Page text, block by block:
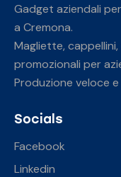
Gadget aziendali
a Cremona.
Magliette,
promozionali per
Produzione veloce
Socials
Facebook
Linkedin